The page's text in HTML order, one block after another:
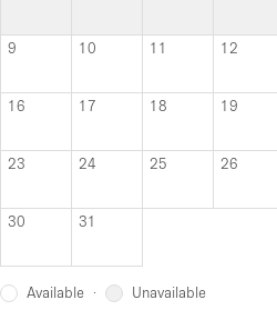
9 10 11 12
16 17 18 19
23 24 25 26
30 31
Available · Unavailable